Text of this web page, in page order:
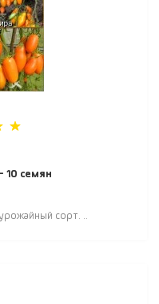
10 семян
сорт. ..